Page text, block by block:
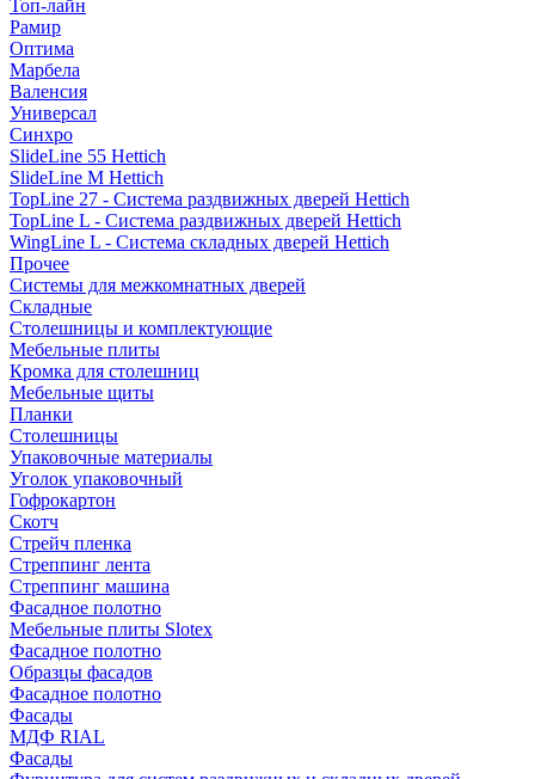
Топ-лайн
Рамир
Оптима
Марбела
Валенсия
Универсал
Синхро
SlideLine 55 Hettich
SlideLine M Hettich
TopLine 27 - Система раздвижных дверей Hettich
TopLine L - Система раздвижных дверей Hettich
WingLine L - Система складных дверей Hettich
Прочее
Системы для межкомнатных дверей
Складные
Столешницы и комплектующие
Мебельные плиты
Кромка для столешниц
Мебельные щиты
Планки
Столешницы
Упаковочные материалы
Уголок упаковочный
Гофрокартон
Скотч
Стрейч пленка
Стреппинг лента
Стреппинг машина
Фасадное полотно
Мебельные плиты Slotex
Фасадное полотно
Образцы фасадов
Фасадное полотно
Фасады
МДФ RIAL
Фасады